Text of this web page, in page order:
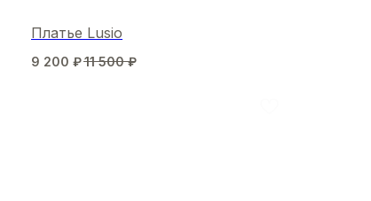
Платье Lusio
9 200 ₽11 500 ₽